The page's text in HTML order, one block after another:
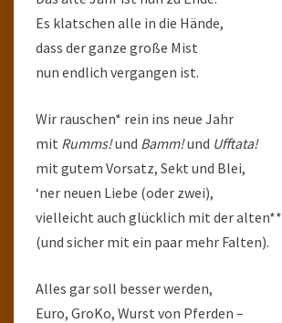
Es klatschen alle in die Hände,
dass der ganze große Mist
nun endlich vergangen ist.
Wir rauschen* rein ins neue Jahr
mit Rumms!und Bamm!und Ufftata!
mit gutem Vorsatz, Sekt und Blei,
‘ner neuen Liebe (oder zwei),
vielleicht auch glücklich mit der alten**
(und sicher mit ein paar mehr Falten).
Alles gar soll besser werden,
Euro, GroKo, Wurst von Pferden –